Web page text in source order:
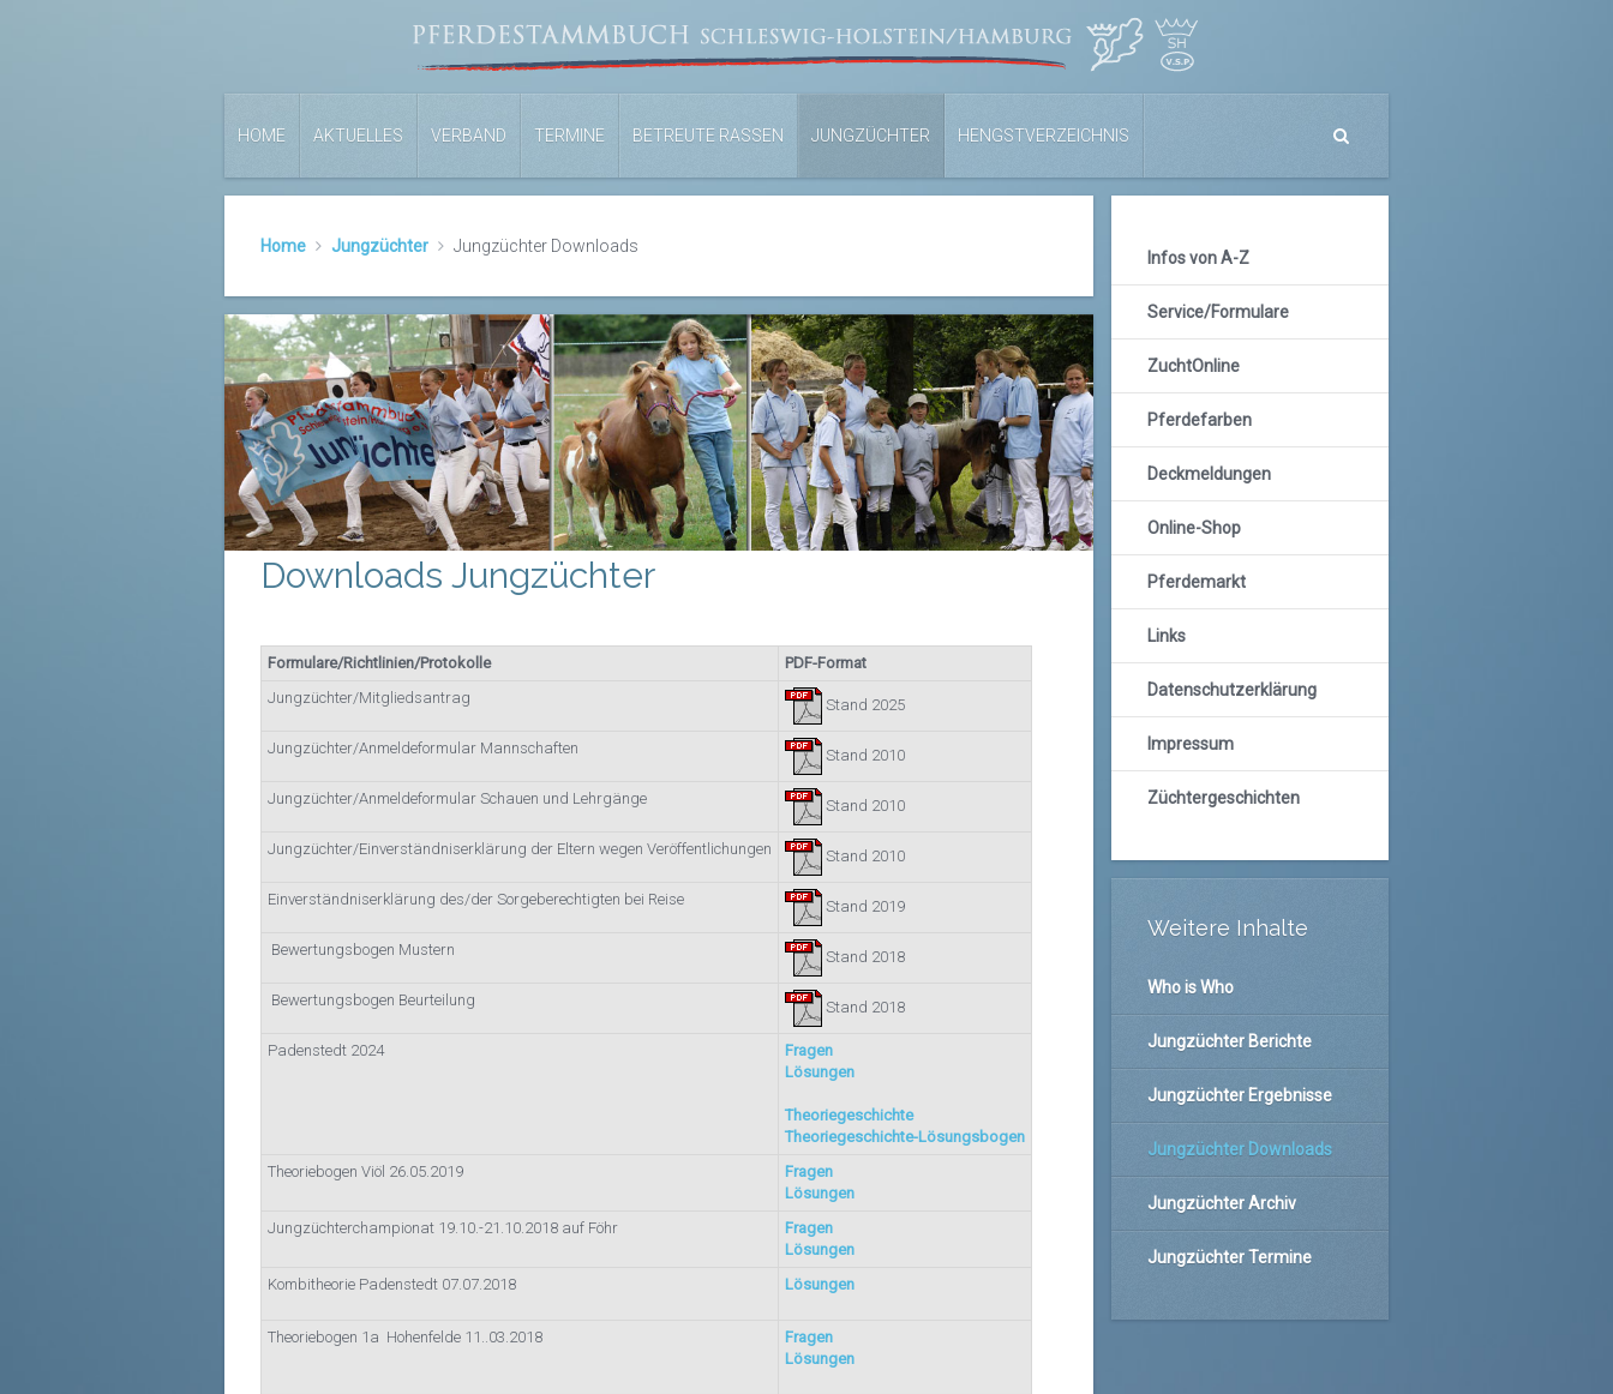
HOME AKTUELLES VERBAND TERMINE BETREUTE RASSEN JUNGZÜCHTER HENGSTVERZEICHNIS
Home Jungzüchter Jungzüchter Downloads
Downloads Jungzüchter
Formulare/Richtlinien/Protokolle
PDF-Format
Jungzüchter/Mitgliedsantrag
Stand 2025
Jungzüchter/Anmeldeformular Mannschaften Stand 2010
Jungzüchter/Anmeldeformular Schauen und Lehrgänge Stand 2010
Jungzüchter/Einverständniserklärung der Eltern wegen Veröffentlichungen Stand 2010
Einverständniserklärung des/der Sorgeberechtigten bei Reise Stand 2019
Bewertungsbogen Mustern Stand 2018
Bewertungsbogen Beurteilung Stand 2018
Padenstedt 2024
Fragen
Lösungen
Theoriegeschichte
Theoriegeschichte-Lösungsbogen
Theoriebogen Viöl 26.05.2019
Fragen
Lösungen
Jungzüchterchampionat 19.10.-21.10.2018 auf Föhr
Fragen
Lösungen
Kombitheorie Padenstedt 07.07.2018
Lösungen
Theoriebogen 1a Hohenfelde 11..03.2018
Fragen
Lösungen
Infos von A-Z
Service/Formulare
ZuchtOnline
Pferdefarben
Deckmeldungen
Online-Shop
Pferdemarkt
Links
Datenschutzerklärung
Impressum
Züchtergeschichten
Weitere Inhalte
Who is Who
Jungzüchter Berichte
Jungzüchter Ergebnisse
Jungzüchter Downloads
Jungzüchter Archiv
Jungzüchter Termine